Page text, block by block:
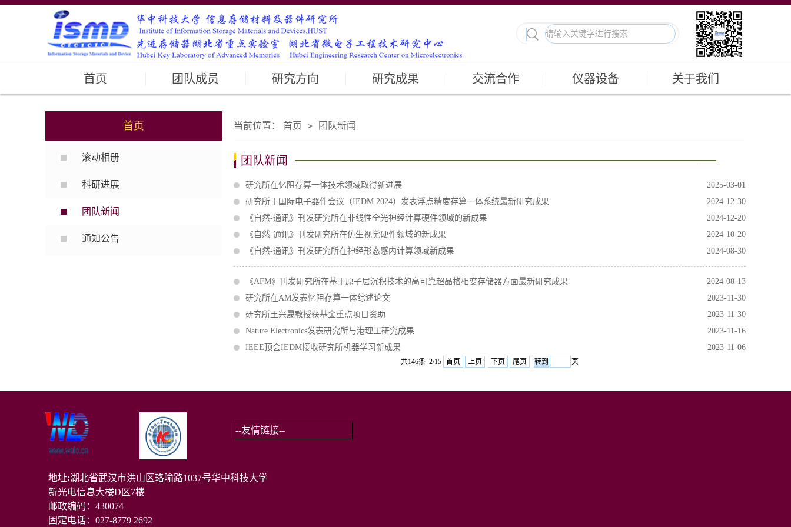
首页 团队成员 研究方向 研究成果 交流合作 仪器设备 关于我们
首页
滚动相册
科研进展
团队新闻
通知公告
当前位置： 首页 > 团队新闻
团队新闻
2025-03-01
研究所在忆阻存算一体技术领域取得新进展
2024-12-30
研究所于国际电子器件会议（IEDM 2024）发表浮点精度存算一体系统最新研究成果
2024-12-20
《自然-通讯》刊发研究所在非线性全光神经计算硬件领域的新成果
2024-10-20
《自然-通讯》刊发研究所在仿生视觉硬件领域的新成果
2024-08-30
《自然-通讯》刊发研究所在神经形态感内计算领域新成果
2024-08-13
《AFM》刊发研究所在基于原子层沉积技术的高可靠超晶格相变存储器方面最新研究成果
2023-11-30
研究所在AM发表忆阻存算一体综述论文
2023-11-30
研究所王兴晟教授获基金重点项目资助
2023-11-16
Nature Electronics发表研究所与港理工研究成果
2023-11-06
IEEE顶会IEDM接收研究所机器学习新成果
共146条 2/15 首页 上页 下页 尾页 页
地址:湖北省武汉市洪山区珞喻路1037号华中科技大学
新光电信息大楼D区7楼
邮政编码：430074
固定电话：027-8779 2692